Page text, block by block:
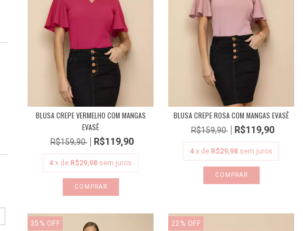
BLUSA CREPE VERMELHO COM MANGAS
EVASÊ
R$159,90 R$119,90
4 x de R$29,98 sem juros
COMPRAR
BLUSA CREPE ROSA COM MANGAS EVASÊ
R$159,90 R$119,90
4 x de R$29,98 sem juros
COMPRAR
35 % OFF 22% OFF